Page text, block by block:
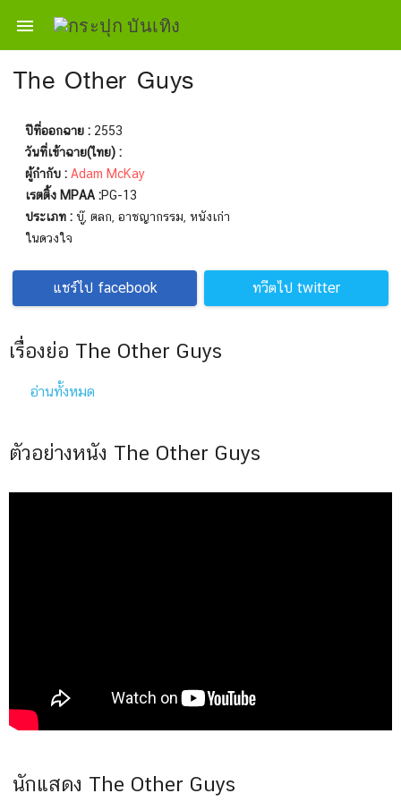

The Other Guys
ปีที่ออกฉาย : 2553
วันที่เข้าฉาย(ไทย) :
ผู้กำกับ : Adam McKay
เรตติ้ง MPAA :PG-13
ประเภท : บู๊, ตลก, อาชญากรรม, หนังเก่า
ในดวงใจ
แชร์ไป facebook ทวีตไป twitter
เรื่องย่อ The Other Guys
อ่านทั้งหมด
ตัวอย่างหนัง The Other Guys
นักแสดง The Other Guys